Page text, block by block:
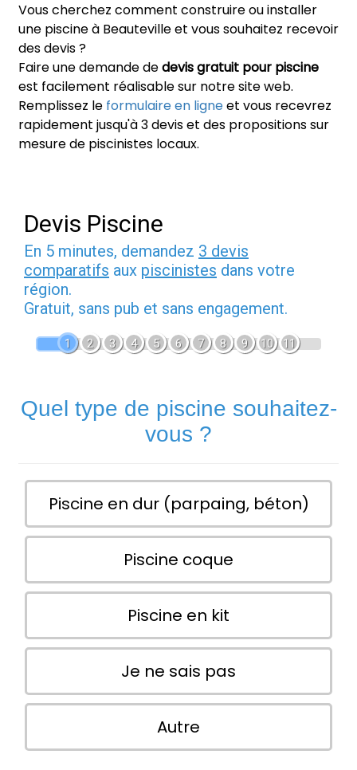
Vous cherchez comment construire ou installer
une piscine à Beauteville et vous souhaitez recevoir
des devis ?
Faire une demande dedevis gratuit pour piscine
est facilement réalisable sur notre site web.
Remplissez le formulaire en ligneet vous recevrez
rapidement jusqu'à 3 devis et des propositions sur
mesure de piscinistes locaux.
Devis Piscine
En 5 minutes, demandez 3 devis
comparatifs aux piscinistes dans votre
région.
Gratuit, sans pub et sans engagement.
1 2 3 4 5 6 7 8 9 10 11
Quel type de piscine souhaitez-
vous ?
Piscine en dur (parpaing, béton)
Piscine coque
Piscine en kit
Je ne sais pas
Autre